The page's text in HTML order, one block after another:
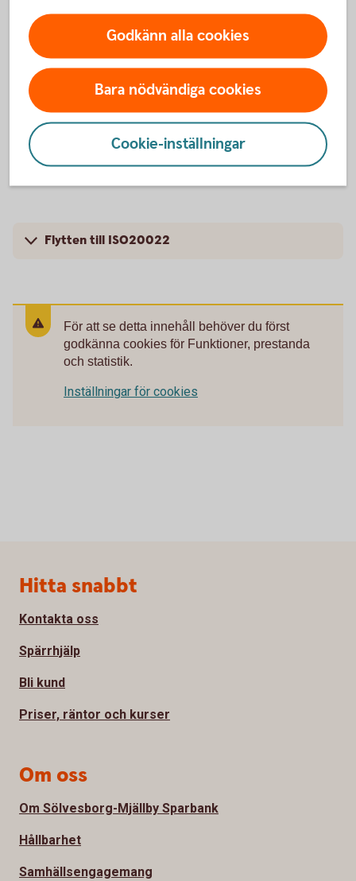
High value payments flyttades till
ISO20022 i mars 2023
High-Value-Payments gick över till ISO20022 som
standard för en stor del av våra internationella
betalningar: EUR med större belopp (high value
payments) och internationella betalningar i andra
valutor som skickas via SWIFT.
Flytten till ISO20022
För att se detta innehåll behöver du först
godkänna cookies för Funktioner, prestanda
och statistik.
Inställningar för cookies
Godkänn alla cookies
Bara nödvändiga cookies
Cookie-inställningar
Sidfot
Hitta snabbt
Kontakta oss
Spärrhjälp
Bli kund
Priser, räntor och kurser
Om oss
Om Sölvesborg-Mjällby Sparbank
Hållbarhet
Samhällsengagemang